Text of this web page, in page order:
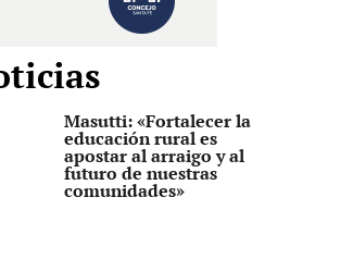
Masutti: «Fortalecer la
educación rural es
apostar al arraigo y al
futuro de nuestras
comunidades»